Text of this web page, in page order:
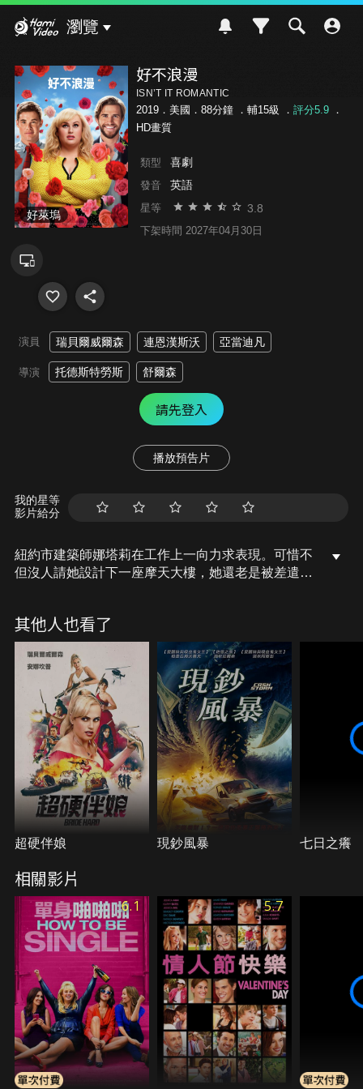
瀏覽
好萊塢
好不浪漫
ISN’T IT ROMANTIC
2019．美國．88分鐘 ． 輔15級 ． 評分5.9．
HD畫質
類型 喜劇
發音 英語
星等 3.8
下架時間 2027年04月30日
演員 瑞貝爾威爾森 連恩漢斯沃 亞當迪凡
導演 托德斯特勞斯 舒爾森
請先登入
播放預告片
我的星等
影片給分
紐約市建築師娜塔莉在工作上一向力求表現。可惜不
但沒人請她設計下一座摩天大樓，她還老是被差遣做
發現她的噩夢竟然成真：她的人生變成了一齣浪漫喜
劇，而且女主角不是別人，正是她自己。
其他人也看了
超硬伴娘 現鈔風暴 七日之癢
相關影片
6.1 5.7